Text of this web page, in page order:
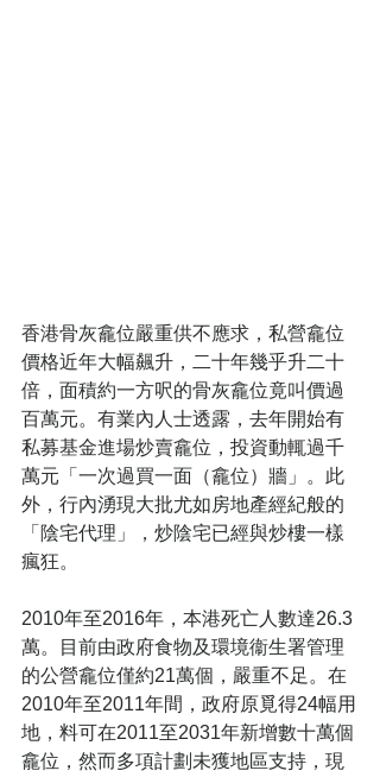
香港骨灰龕位嚴重供不應求，私營龕位
價格近年大幅飆升，二十年幾乎升二十
倍，面積約一方呎的骨灰龕位竟叫價過
百萬元。有業內人士透露，去年開始有
私募基金進場炒賣龕位，投資動輒過千
萬元「一次過買一面（龕位）牆」。此
外，行內湧現大批尤如房地產經紀般的
「陰宅代理」，炒陰宅已經與炒樓一樣
瘋狂。
2010年至2016年，本港死亡人數達26.3
萬。目前由政府食物及環境衞生署管理
的公營龕位僅約21萬個，嚴重不足。在
2010年至2011年間，政府原覓得24幅用
地，料可在2011至2031年新增數十萬個
龕位，然而多項計劃未獲地區支持，現